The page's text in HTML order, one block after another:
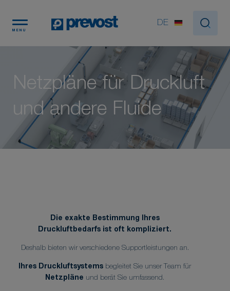
MENU
DE
Netzpläne für Druckluft
und andere Fluide
Die exakte Bestimmung Ihres
Druckluftbedarfs ist oft kompliziert.
Deshalb bieten wir verschiedene Supportleistungen an.
Ihres Druckluftsystems begleitet Sie unser Team für
Netzpläne und berät Sie umfassend.